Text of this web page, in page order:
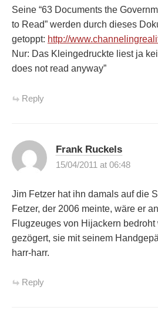
Seine “63 Documents the
to Read” werden durch dieses
getoppt: http://
Nur: Das Kleingedruckte liest ja
does not read anyway”
Reply
Frank Ruckels
15/04/2011 at 06:48
Jim Fetzer hat ihn damals auf die
Fetzer, der 2006 meinte, wäre er
Flugzeuges von Hijackern
gezögert, sie mit seinem
harr-harr.
Reply